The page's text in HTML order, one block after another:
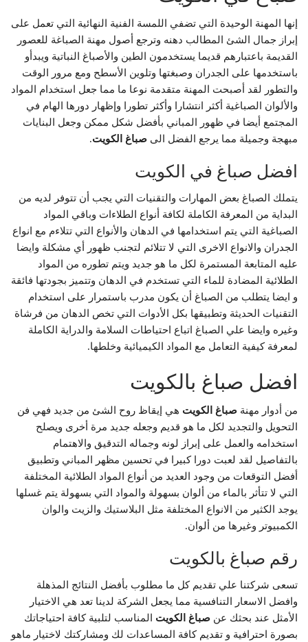
إنها المهنة الوحيدة التي تضفي اللمسة الفنية النهائية التي تعمل على
إبراز جمال الشئ المطالب دهنه وترجع أصول مهنة الصباغة للعصور
القديمة باعتبارهم قديما يستخدمون الطين والأصباغ النباتية ويبدأو
باستخدمها على الجدران وصبغتها وتلوين الأسطح ومع مرور الوقت
والتطور لقد أصبحت المهنة متقدمة نوعا ما مما جعل استخدام المواد
والألوان الصباغية أكثر انتشارا وأكثر تطورا وإظهار دورها الهام في
المجتمع أيضا في ظهور المباني بأفضل شكل ممكن وجعل البنايات
مبهجة وجميلة مما يرجع الفضل الى صباغ الكويت.
افضل صباغ في الكويت
يتملك الصباغ بعض المهارات والتقنيات التي يجب أن تتوفر لديه من
البداية من المعرفة الكاملة لكافة أنواع الطلاءات وباقي المواد
الصباغية التي يتم استخدامها في الدهان والأنواع التي تتلاءم مع انواع
الجدران والانواع الاخرى التي لا تتلائم لتجنب ظهور أي مشكلة وايضا
عليه المتابعة المستمرة لكل ما هو جديد ويتم تطوره من المواد
الطلائية المضادة للماء التي تستخدم في الدهان وتتميز بجودتها فائقة
و ايضا يتطلب من الصباغ أن يكون مدرب باستمرار على استخدام
التقنيات الحديثة وتطبيقها بكل الأدوات التي تخص الدهان من فرشاة
وغيره وايضا علي الصباغ اتباع احتياطات السلامة والدراية الكاملة
لمعرفة كيفية التعامل مع المواد الكيميائية وخلطها.
افضل صباغ بالكويت
من أدوار مهنة صباغ الكويت هي إيقاظ روح الشئ من جديد فهي فن
التحويل والتجديد لكل ما هو قديم وجعله جديد مرة أخرى ويصلح
استخدامه والعمل على إبراز لونه وجماله التدقيق والاهتمام
بالتفاصيل لقد لعبت دورا كبيرا في تحسين مظهر المباني وتطبيق
أفضل التوقعات من وجود العديد من أنواع المواد الطلائية المختلفة
التي لا تتأثر بالماء من ألوان بسهولة والمواد التي بسهولة يتم غسلها
يوجد الكثير من الانواع المختلفة مثل البلاستيك والزيت والوان
الكمبيوتر وغيرها من ألوان.
رقم صباغ بالكويت
تسعى شركتنا علي تقديم كل ما مطلوب بأفضل النتائج المذهلة
وافضل الاسعار التنافسية مما يجعل الشركة لدينا تعد هي الاختيار
الأمثل عند بحثك عن صباغ الكويت المناسب لتلبية كافة احتياجاتك
بصورة احترافية و تقديم كافة المساعدات لك ومشاركتك لاختيار ماهو